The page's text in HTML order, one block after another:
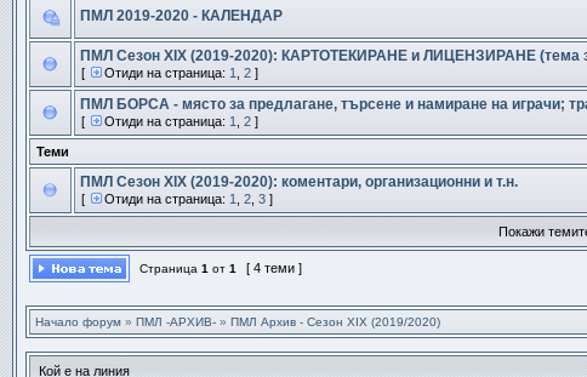
ПМЛ 2019-2020 - КАЛЕНДАР
ПМЛ Сезон XIX (2019-2020): КАРТОТЕКИРАНЕ и ЛИЦЕНЗИРАНЕ (тема
[ Отиди на страница: 1 2 ]
ПМЛ БОРСА - място за предлагане, търсене и намиране на играчи;
[ Отиди на страница: 1 2 ]
Теми
ПМЛ Сезон ХIX (2019-2020): коментари, организационни и т.н.
[ Отиди на страница: 1 2 3 ]
Покажи
Страница 1 от 1 [ 4 теми ]
Начало форум » ПМЛ -АРХИВ- » ПМЛ Архив - Сезон XIX (2019/2020)
Кой е на линия